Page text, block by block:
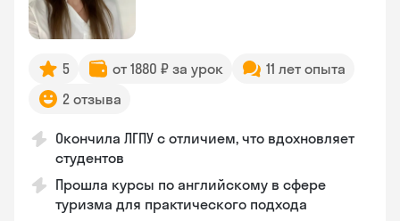
5 от 1880 ₽ за урок
11 лет опыта
2 отзыва
Окончила ЛГПУ с отличием, что вдохновляет
студентов
Прошла курсы по английскому в сфере
туризма для практического подхода